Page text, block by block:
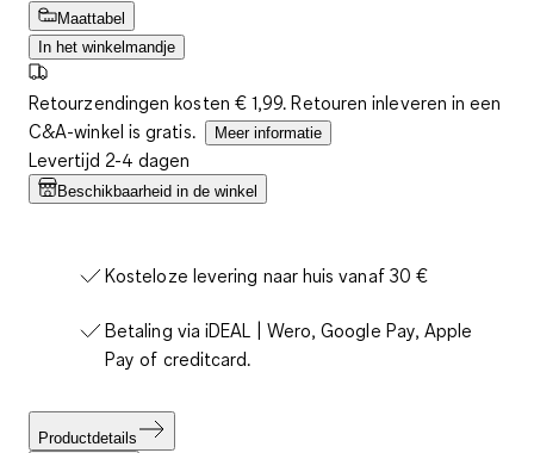
Maattabel
In het winkelmandje
Retourzendingen kosten € 1,99. Retouren inleveren in een
C&A-winkel is gratis.
Meer informatie
Levertijd 2-4 dagen
Beschikbaarheid in de winkel
Kosteloze levering naar huis vanaf 30 €
Betaling via iDEAL | Wero, Google Pay, Apple
Pay of creditcard.
Productdetails